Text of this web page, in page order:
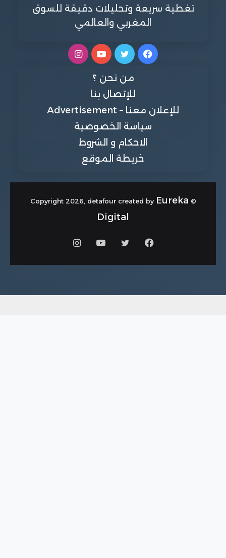
تغطية سريعة وتحليلات دقيقة للسوق
المغربي والعالمي
فيسبوكتويتر يوتيوبانستقرام
من نحن ؟
للإتصال بنا
للإعلان معنا – Advertisement
سياسة الخصوصية
الاحكام و الشروط
خريطة الموقع
© Copyright 2026, detafour created by
Eureka
Digital
فيسبوكتويتر يوتيوبانستقرام